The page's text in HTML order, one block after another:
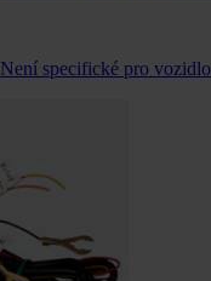
Není specifické pro vozidlo